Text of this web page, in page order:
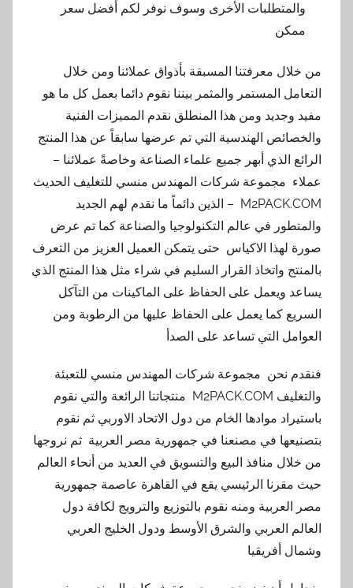
والمتطلبات الأخرى وسوف نوفر لكم أفضل سعر
ممكن
من خلال معرفتنا المسبقة بأذواق عملائنا ومن خلال
التعامل المستمر والمثمر بيننا نقوم دائما بعمل كل ما هو
مفيد وجديد ومن هذا المنطلق نقدم المميزات الفنية
والخصائص الهندسية التي تم عرضها سابقاً عن هذا المنتج
الرائع الذي أبهر جميع علماء الصناعة وخاصةً عملائنا –
عملاء مجموعة شركات المهندس منسي للتغليف الحديث
M2PACK.COM – الذين دائماً ما نقدم لهم الجديد
والمتطور في عالم التكنولوجيا والصناعة كما تم عرض
صورة لهذا الاكياس حتى يتمكن العميل العزيز من التعرف
بالمنتج واتخاذ القرار السليم في شراء مثل هذا المنتج الذي
يساعد ويعمل على الحفاظ على الماكينات من التآكل
السريع كما يعمل على الحفاظ عليها من الرطوبة ومن
العوامل التي تساعد على الصدأ
فنقدم نحن مجموعة شركات المهندس منسي للتعبئة
والتغليف M2PACK.COM منتجاتنا الرائعة والتي نقوم
باستيراد موادها الخام من دول الاتحاد الاوربي ثم نقوم
بتصنيعها في مصنعنا في جمهورية مصر العربية ثم نروجها
من خلال منافذ البيع والتسويق في العديد من أنحاء العالم
حيث مقرنا الرئيسي يقع في القاهرة عاصمة جمهورية
مصر العربية ومنه نقوم بالتوزيع والترويج لكافة دول
العالم العربي والشرق الأوسط ودول الخليج العربي
وشمال أفريقيا